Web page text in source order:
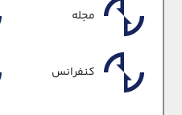
مجله
کنفرانس